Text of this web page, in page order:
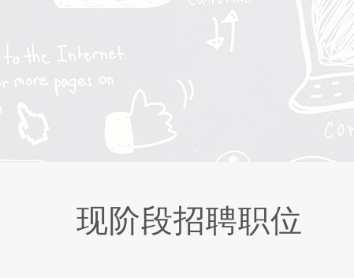
现阶段招聘职位